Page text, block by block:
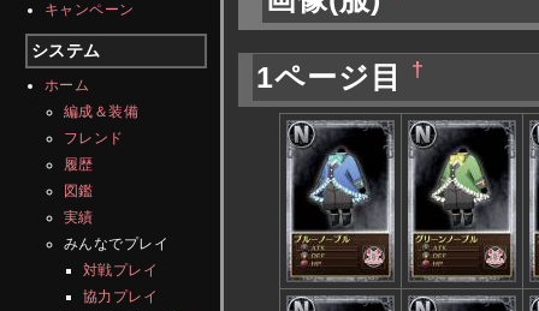
キャンペーン
システム
ホーム
編成＆装備
フレンド
履歴
図鑑
実績
みんなでプレイ
対戦プレイ
協力プレイ
1ページ目 †